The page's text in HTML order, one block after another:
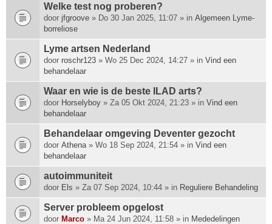
Welke test nog proberen?
door jfgroove » Do 30 Jan 2025, 11:07 » in Algemeen Lyme-
borreliose
Lyme artsen Nederland
door roschr123 » Wo 25 Dec 2024, 14:27 » in Vind een
behandelaar
Waar en wie is de beste ILAD arts?
door Horselyboy » Za 05 Okt 2024, 21:23 » in Vind een
behandelaar
Behandelaar omgeving Deventer gezocht
door Athena » Wo 18 Sep 2024, 21:54 » in Vind een
behandelaar
autoimmuniteit
door Els » Za 07 Sep 2024, 10:44 » in Reguliere Behandeling
Server probleem opgelost
door Marco » Ma 24 Jun 2024, 11:58 » in Mededelingen